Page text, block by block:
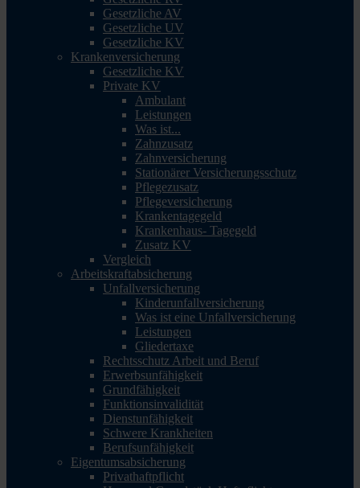
Gesetzliche AV
Gesetzliche UV
Gesetzliche KV
Krankenversicherung
Gesetzliche KV
Private KV
Ambulant
Leistungen
Was ist...
Zahnzusatz
Zahnversicherung
Stationärer Versicherungsschutz
Pflegezusatz
Pflegeversicherung
Krankentagegeld
Krankenhaus- Tagegeld
Zusatz KV
Vergleich
Arbeitskraftabsicherung
Unfallversicherung
Kinderunfallversicherung
Was ist eine Unfallversicherung
Leistungen
Gliedertaxe
Rechtsschutz Arbeit und Beruf
Erwerbsunfähigkeit
Grundfähigkeit
Funktionsinvalidität
Dienstunfähigkeit
Schwere Krankheiten
Berufsunfähigkeit
Eigentumsabsicherung
Privathaftpflicht